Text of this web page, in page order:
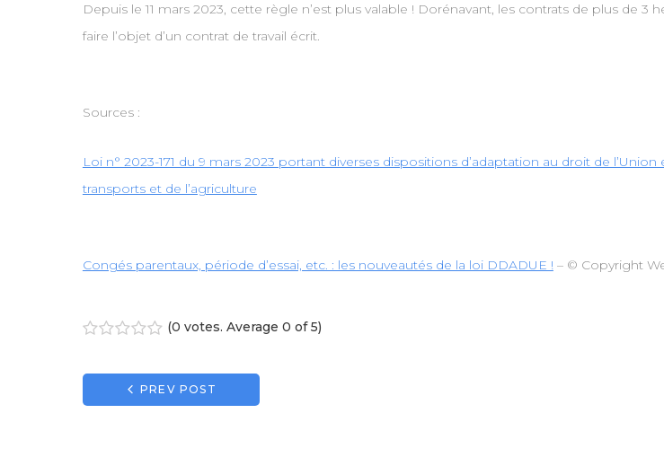
Depuis le 11 mars 2023, cette règle n’est plus valable ! Dorénavant, les contrats de plus de
faire l’objet d’un contrat de travail écrit.
Sources :
Loi n° 2023-171 du 9 mars 2023 portant diverses dispositions d’adaptation au droit de
transports et de l’agriculture
Congés parentaux, période d’essai, etc. : les nouveautés de la loi DDADUE !– © Copyright
(0 votes. Average 0 of 5)
Navigation
PREV POST